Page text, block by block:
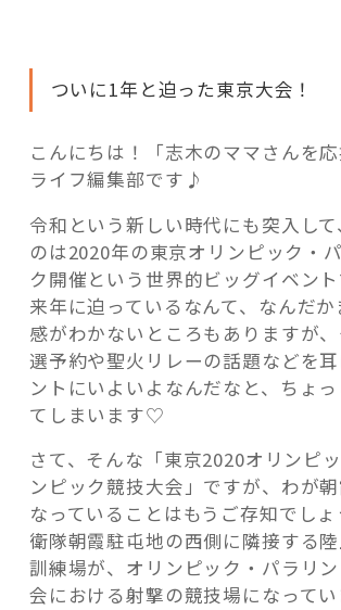
これからの暮らし 住み替
記事検索
ついに1年と迫った東京大会！
こんにちは！「志木のママさんを
ライフ編集部です♪
令和という新しい時代にも突入し
のは2020年の東京オリンピック・
ク開催という世界的ビッグイベン
来年に迫っているなんて、なんだ
感がわかないところもありますが
選予約や聖火リレーの話題などを
ントにいよいよなんだなと、ちょ
てしまいます♡
さて、そんな「東京2020オリンピ
ンピック競技大会」ですが、わが
なっていることはもうご存知でし
衛隊朝霞駐屯地の西側に隣接する
訓練場が、オリンピック・パラリ
会における射撃の競技場になってい